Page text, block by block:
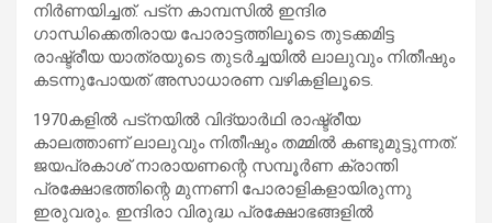
നി‍ർണയിച്ചത്. പട്ന കാമ്പസിൽ ഇന്ദിര
ഗാന്ധിക്കെതിരായ പോരാട്ടത്തിലൂടെ തുടക്കമിട്ട
രാഷ്ട്രീയ യാത്രയുടെ തുടർച്ചയിൽ ലാലുവും നിതീഷും
കടന്നുപോയത് അസാധാരണ വഴികളിലൂടെ.
1970കളിൽ പട്നയിൽ വിദ്യാർഥി രാഷ്ട്രീയ
കാലത്താണ് ലാലുവും നിതീഷും തമ്മിൽ കണ്ടുമുട്ടുന്നത്.
ജയപ്രകാശ് നാരായണന്റെ സമ്പൂ‍ർണ ക്രാന്തി
പ്രക്ഷോഭത്തിന്റെ മുന്നണി പോരാളികളായിരുന്നു
ഇരുവരും. ഇന്ദിരാ വിരുദ്ധ പ്രക്ഷോഭങ്ങളിൽ